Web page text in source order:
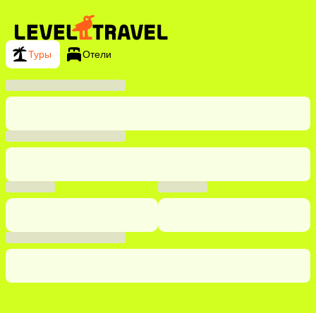
Туры Отели